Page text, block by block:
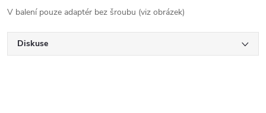
V balení pouze adaptér bez šroubu (viz obrázek)
Diskuse